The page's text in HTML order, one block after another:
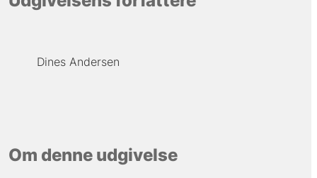
Dines Andersen
Om denne udgivelse